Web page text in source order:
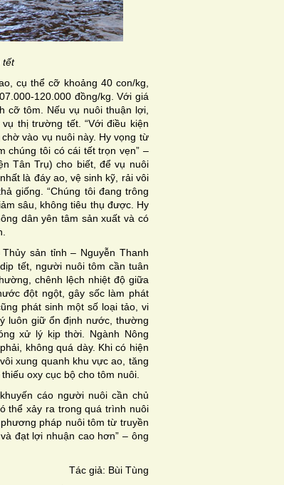
tết
cụ thể cỡ khoảng 40 con/kg,
120.000 đồng/kg. Với giá
cỡ tôm. Nếu vụ nuôi thuận lợi,
thị trường tết. “Với điều kiện
vào vụ nuôi này. Hy vọng từ
chúng tôi có cái tết trọn vẹn” –
Tân Trụ) cho biết, để vụ nuôi
là đáy ao, vệ sinh kỹ, rải vôi
giống. “Chúng tôi đang trông
sâu, không tiêu thụ được. Hy
dân yên tâm sản xuất và có
sản tỉnh – Nguyễn Thanh
tết, người nuôi tôm cần tuân
chênh lệch nhiệt độ giữa
đột ngột, gây sốc làm phát
phát sinh một số loại tảo, vi
luôn giữ ổn định nước, thường
xử lý kịp thời. Ngành Nông
không quá dày. Khi có hiện
xung quanh khu vực ao, tăng
oxy cục bộ cho tôm nuôi.
cáo người nuôi cần chủ
thể xảy ra trong quá trình nuôi
pháp nuôi tôm từ truyền
đạt lợi nhuận cao hơn” – ông
Tác giả: Bùi Tùng